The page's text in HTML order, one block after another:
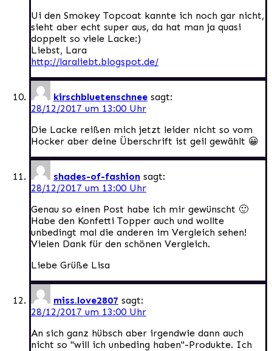
Ui den Smokey Topcoat kannte ich noch gar nicht,
sieht aber echt super aus, da hat man ja quasi
doppelt so viele Lacke:)
Liebst, Lara
http://laraliebt.blogspot.de/
kirschbluetenschnee sagt:
28/12/2017 um 13:00 Uhr
Die Lacke reißen mich jetzt leider nicht so vom
Hocker aber deine Überschrift ist geil gewählt 😀
shades-of-fashion sagt:
28/12/2017 um 13:00 Uhr
Genau so einen Post habe ich mir gewünscht 🙂
Habe den Konfetti Topper auch und wollte
unbedingt mal die anderen im Vergleich sehen!
Vielen Dank für den schönen Vergleich.
Liebe Grüße Lisa
miss.love2807 sagt:
28/12/2017 um 13:00 Uhr
An sich ganz hübsch aber irgendwie dann auch
nicht so "will ich unbeding haben"-Produkte. Ich